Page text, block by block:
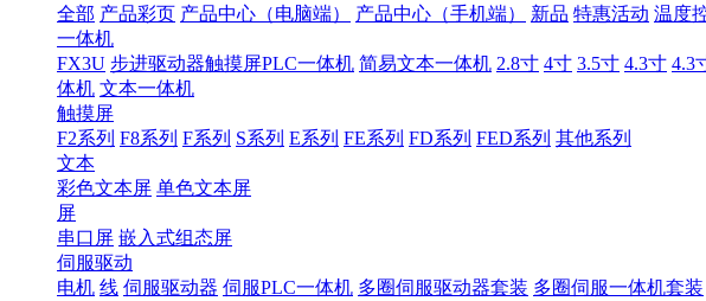
全部 产品彩页 产品中心（电脑端） 产品中心（手机端） 新品 特惠活动 温度
一体机
FX3U 步进驱动器触摸屏PLC一体机 简易文本一体机 2.8寸 4寸 3.5寸 4.3寸 4.3
体机 文本一体机
触摸屏
F2系列 F8系列 F系列 S系列 E系列 FE系列 FD系列 FED系列 其他系列
文本
彩色文本屏 单色文本屏
屏
串口屏 嵌入式组态屏
伺服驱动
电机 线 伺服驱动器 伺服PLC一体机 多圈伺服驱动器套装 多圈伺服一体机套装